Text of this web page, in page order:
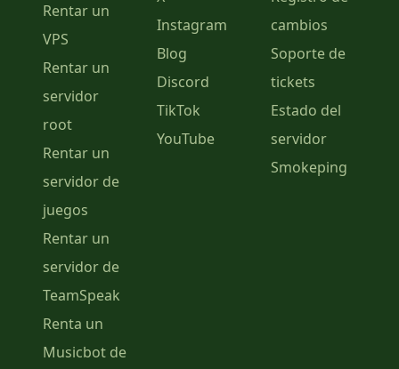
Rentar un
VPS
Rentar un
servidor
root
Rentar un
servidor de
juegos
Rentar un
servidor de
TeamSpeak
Renta un
Musicbot de
Instagram
Blog
Discord
TikTok
YouTube
cambios
Soporte de
tickets
Estado del
servidor
Smokeping